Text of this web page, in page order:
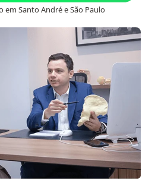
em Santo André e São Paulo